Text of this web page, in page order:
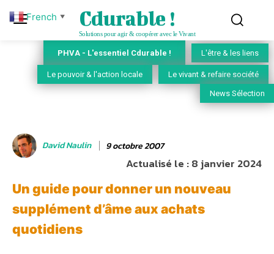
Cdurable !
Solutions pour agir & coopérer avec le Vivant
PHVA - L'essentiel Cdurable ! L'être & les liens
Le pouvoir & l'action locale Le vivant & refaire société
News Sélection
David Naulin 9 octobre 2007
Actualisé le :8 janvier 2024
Un guide pour donner un nouveau
supplément d’âme aux achats
quotidiens
French ▼